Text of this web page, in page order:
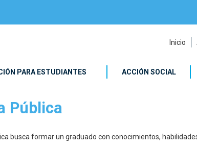
Inicio
PARA ESTUDIANTES ACCIÓN SOCIAL
Pública
busca formar un graduado con conocimientos,